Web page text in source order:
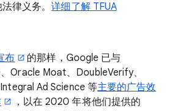
律义务。详细了解 TFUA
布
的那样，Google 已与
Oracle Moat、DoubleVerify、
Ad Science 等主要的广告效
，以在 2020 年将他们提供的